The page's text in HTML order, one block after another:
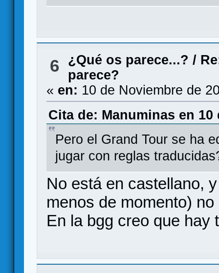
6 ¿Qué os parece...? /
parece?
« en: 10 de Noviembre de
Cita de: Manuminas en 10
Pero el Grand Tour se ha
jugar con reglas
No está en castellano,
menos de momento)
En la bgg creo que hay